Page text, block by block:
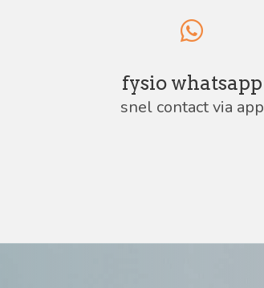
fysio whatsapp
snel contact via app